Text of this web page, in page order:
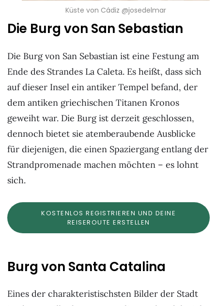
Küste von Cádiz @josedelmar
Die Burg von San Sebastian
Die Burg von San Sebastian ist eine Festung am
Ende des Strandes La Caleta. Es heißt, dass sich
auf dieser Insel ein antiker Tempel befand, der
dem antiken griechischen Titanen Kronos
geweiht war. Die Burg ist derzeit geschlossen,
dennoch bietet sie atemberaubende Ausblicke
für diejenigen, die einen Spaziergang entlang der
Strandpromenade machen möchten – es lohnt
sich.
KOSTENLOS REGISTRIEREN UND DEINE
REISEROUTE ERSTELLEN
Burg von Santa Catalina
Eines der charakteristischsten Bilder der Stadt